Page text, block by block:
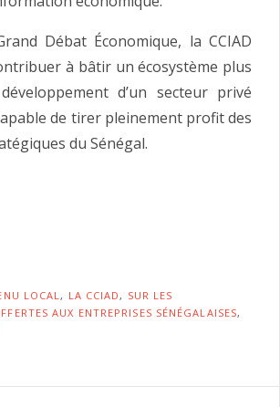
Débat Économique, la CCIAD
à bâtir un écosystème plus
d’un secteur privé
de tirer pleinement profit des
du Sénégal.
LOCAL , LA CCIAD , SUR LES
AUX ENTREPRISES SÉNÉGALAISES,